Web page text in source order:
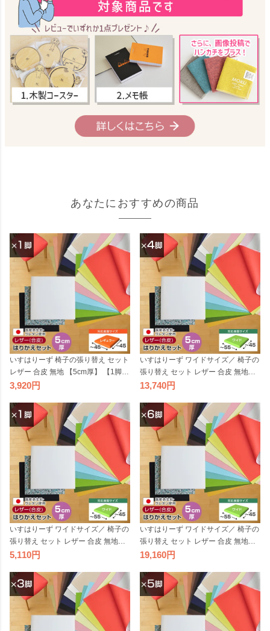
あなたにおすすめの商品
いすはりーず 椅子の張り替え セット
レザー 合皮 無地 【5cm厚】 【1脚
分】 キット いす DIY イス 張り替え
かえ 難燃 飲食店に
3,920
いすはりーず ワイドサイズ／ 椅子の
張り替え セット レザー 合皮 無地
【5cm厚】【4脚分】 キット いす DI
え はりかえ 国産 生地 難燃 飲食店に
13,740
いすはりーず ワイドサイズ／ 椅子の
張り替え セット レザー 合皮 無地
【5cm厚】【1脚分】 キット いす DI
椅子 張替え はりかえ 難燃 飲食店に
5,110
いすはりーず ワイドサイズ／ 椅子の
張り替え セット レザー 合皮 無地
【5cm厚】【6脚分】 キット いす DI
椅子 張替え はりかえ 難燃 飲食店に
19,160